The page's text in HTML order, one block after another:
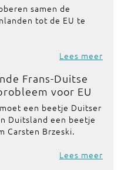
samen de
tot de EU te
Lees meer
Frans-Duitse
voor EU
een beetje Duitser
Duitsland een beetje
Carsten Brzeski.
Lees meer